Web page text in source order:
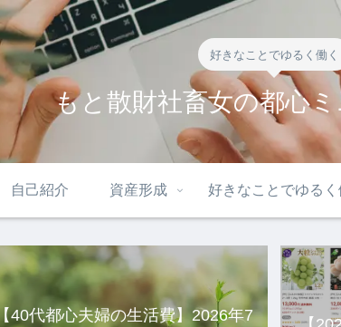
好きなことでゆるく働く
もと散財社畜女の都心
自己紹介 資産形成 好きなことでゆるく
【40代都心夫婦の生活費】2026年7